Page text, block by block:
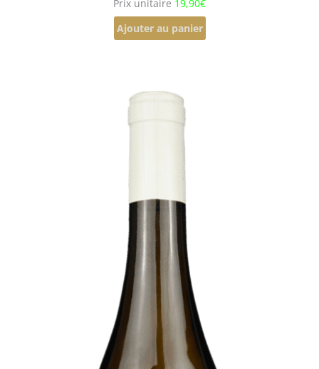
Prix unitaire 19,90€
Ajouter au panier